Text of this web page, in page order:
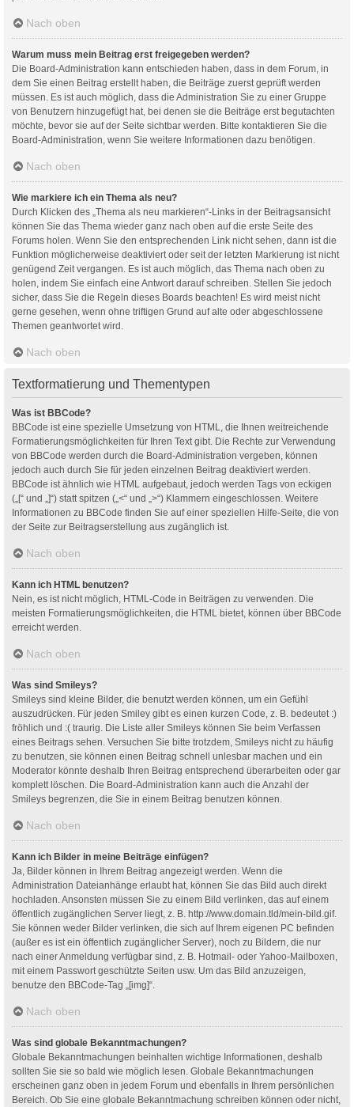
Nach oben
Warum muss mein Beitrag erst freigegeben werden?
Die Board-Administration kann entschieden haben, dass in dem Forum, in
dem Sie einen Beitrag erstellt haben, die Beiträge zuerst geprüft werden
müssen. Es ist auch möglich, dass die Administration Sie zu einer Gruppe
von Benutzern hinzugefügt hat, bei denen sie die Beiträge erst begutachten
möchte, bevor sie auf der Seite sichtbar werden. Bitte kontaktieren Sie die
Board-Administration, wenn Sie weitere Informationen dazu benötigen.
Nach oben
Wie markiere ich ein Thema als neu?
Durch Klicken des „Thema als neu markieren“-Links in der Beitragsansicht
können Sie das Thema wieder ganz nach oben auf die erste Seite des
Forums holen. Wenn Sie den entsprechenden Link nicht sehen, dann ist die
Funktion möglicherweise deaktiviert oder seit der letzten Markierung ist nicht
genügend Zeit vergangen. Es ist auch möglich, das Thema nach oben zu
holen, indem Sie einfach eine Antwort darauf schreiben. Stellen Sie jedoch
sicher, dass Sie die Regeln dieses Boards beachten! Es wird meist nicht
gerne gesehen, wenn ohne triftigen Grund auf alte oder abgeschlossene
Themen geantwortet wird.
Nach oben
Textformatierung und Thementypen
Was ist BBCode?
BBCode ist eine spezielle Umsetzung von HTML, die Ihnen weitreichende
Formatierungsmöglichkeiten für Ihren Text gibt. Die Rechte zur Verwendung
von BBCode werden durch die Board-Administration vergeben, können
jedoch auch durch Sie für jeden einzelnen Beitrag deaktiviert werden.
BBCode ist ähnlich wie HTML aufgebaut, jedoch werden Tags von eckigen
(„[“ und „]“) statt spitzen („<“ und „>“) Klammern eingeschlossen. Weitere
Informationen zu BBCode finden Sie auf einer speziellen Hilfe-Seite, die von
der Seite zur Beitragserstellung aus zugänglich ist.
Nach oben
Kann ich HTML benutzen?
Nein, es ist nicht möglich, HTML-Code in Beiträgen zu verwenden. Die
meisten Formatierungsmöglichkeiten, die HTML bietet, können über BBCode
erreicht werden.
Nach oben
Was sind Smileys?
Smileys sind kleine Bilder, die benutzt werden können, um ein Gefühl
auszudrücken. Für jeden Smiley gibt es einen kurzen Code, z. B. bedeutet :)
fröhlich und :( traurig. Die Liste aller Smileys können Sie beim Verfassen
eines Beitrags sehen. Versuchen Sie bitte trotzdem, Smileys nicht zu häufig
zu benutzen, sie können einen Beitrag schnell unlesbar machen und ein
Moderator könnte deshalb Ihren Beitrag entsprechend überarbeiten oder gar
komplett löschen. Die Board-Administration kann auch die Anzahl der
Smileys begrenzen, die Sie in einem Beitrag benutzen können.
Nach oben
Kann ich Bilder in meine Beiträge einfügen?
Ja, Bilder können in Ihrem Beitrag angezeigt werden. Wenn die
Administration Dateianhänge erlaubt hat, können Sie das Bild auch direkt
hochladen. Ansonsten müssen Sie zu einem Bild verlinken, das auf einem
öffentlich zugänglichen Server liegt, z. B. http://www.domain.tld/mein-bild.gif.
Sie können weder Bilder verlinken, die sich auf Ihrem eigenen PC befinden
(außer es ist ein öffentlich zugänglicher Server), noch zu Bildern, die nur
nach einer Anmeldung verfügbar sind, z. B. Hotmail- oder Yahoo-Mailboxen,
mit einem Passwort geschützte Seiten usw. Um das Bild anzuzeigen,
benutze den BBCode-Tag „[img]“.
Nach oben
Was sind globale Bekanntmachungen?
Globale Bekanntmachungen beinhalten wichtige Informationen, deshalb
sollten Sie sie so bald wie möglich lesen. Globale Bekanntmachungen
erscheinen ganz oben in jedem Forum und ebenfalls in Ihrem persönlichen
Bereich. Ob Sie eine globale Bekanntmachung schreiben können oder nicht,